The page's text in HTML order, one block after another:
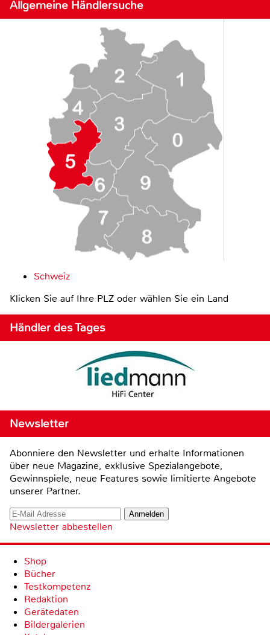
Allgemeine Händlersuche
Schweiz
Klicken Sie auf Ihre PLZ oder wählen Sie ein Land
Händler des Tages
Newsletter
Abonniere den Newsletter und erhalte Informationen
über neue Magazine, exklusive Spezialangebote,
Gewinnspiele, neue Features sowie limitierte Angebote
unserer Partner.
Newsletter abbestellen
Shop
Bücher
Testkompetenz
Redaktion
Gerätedaten
Bildergalerien